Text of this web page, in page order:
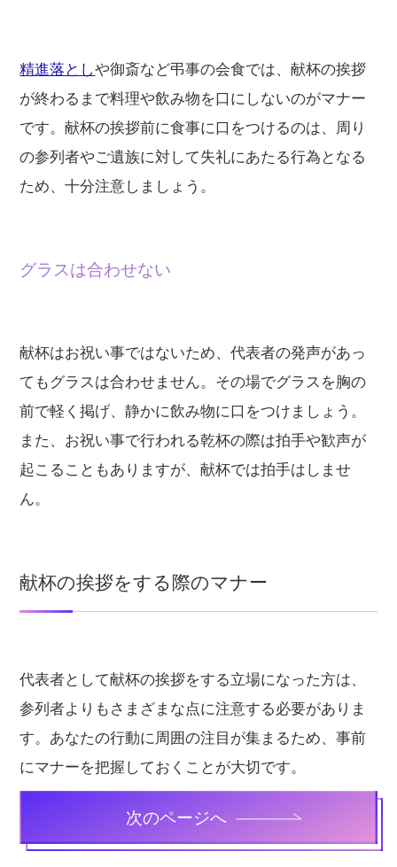
精進落としや御斎など弔事の会食では、献杯の挨拶
が終わるまで料理や飲み物を口にしないのがマナー
です。献杯の挨拶前に食事に口をつけるのは、周り
の参列者やご遺族に対して失礼にあたる行為となる
ため、十分注意しましょう。
グラスは合わせない
献杯はお祝い事ではないため、代表者の発声があっ
てもグラスは合わせません。その場でグラスを胸の
前で軽く掲げ、静かに飲み物に口をつけましょう。
また、お祝い事で行われる乾杯の際は拍手や歓声が
起こることもありますが、献杯では拍手はしませ
ん。
献杯の挨拶をする際のマナー
代表者として献杯の挨拶をする立場になった方は、
参列者よりもさまざまな点に注意する必要がありま
す。あなたの行動に周囲の注目が集まるため、事前
にマナーを把握しておくことが大切です。
次のページへ